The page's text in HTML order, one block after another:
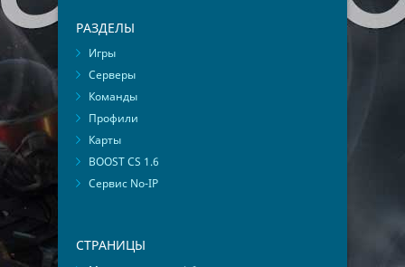
РАЗДЕЛЫ
Игры
Серверы
Команды
Профили
Карты
BOOST CS 1.6
Сервис No-IP
СТРАНИЦЫ